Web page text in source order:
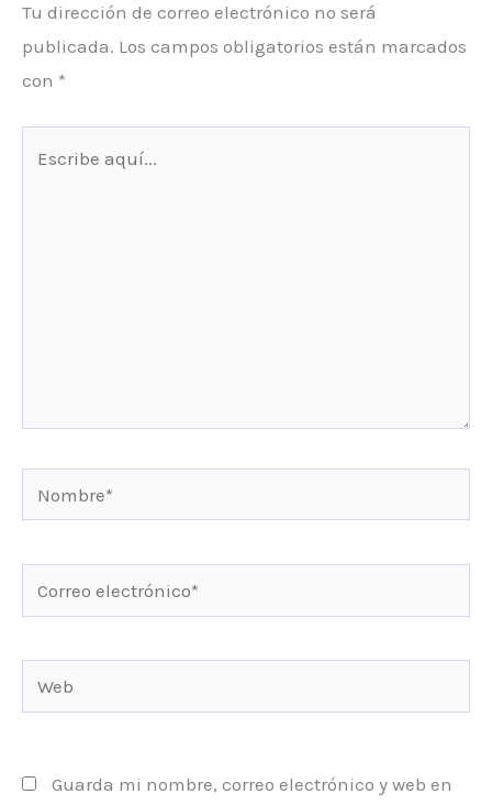
Tu dirección de correo electrónico no será
publicada. Los campos obligatorios están marcados
con *
electrónico*
Guarda mi nombre, correo electrónico y web en